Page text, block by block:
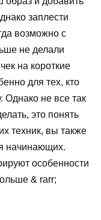
заплести
возможно с
не делали
на короткие
для тех, кто
Однако не все так
это понять
техник, вы также
начинающих.
особенности
& rarr;